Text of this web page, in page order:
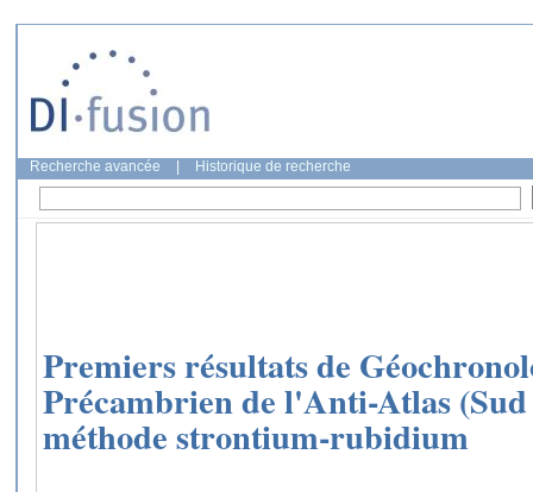
Recherche avancée Historique de recherche
Premiers résultats de
Précambrien de l'Anti-Atlas
méthode strontium-rubidium